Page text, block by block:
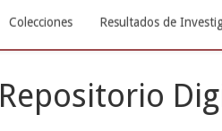
Colecciones Resultados de
Repositorio